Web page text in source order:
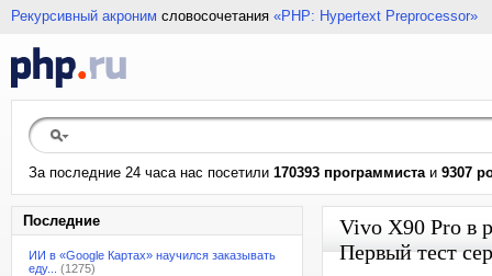
Рекурсивный акроним словосочетания «PHP: Hypertext Preprocessor»
За последние 24 часа нас посетили 170393 программистаи 9307
Последние
ИИ в «Google Картах» научился заказывать
еду...
(1275)
Vivo X90 Pro в
Первый тест